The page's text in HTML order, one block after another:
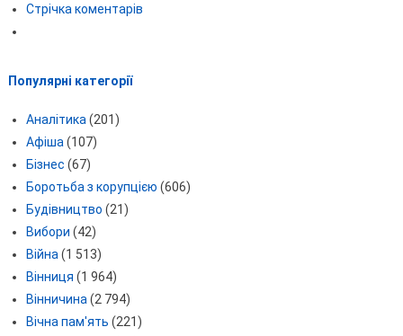
Стрічка коментарів
Популярні категорії
Аналітика(201)
Афіша(107)
Бізнес (67)
Боротьба з корупцією (606)
Будівництво (21)
Вибори (42)
Війна(1 513)
Вінниця (1 964)
Вінничина(2 794)
Вічна пам'ять (221)